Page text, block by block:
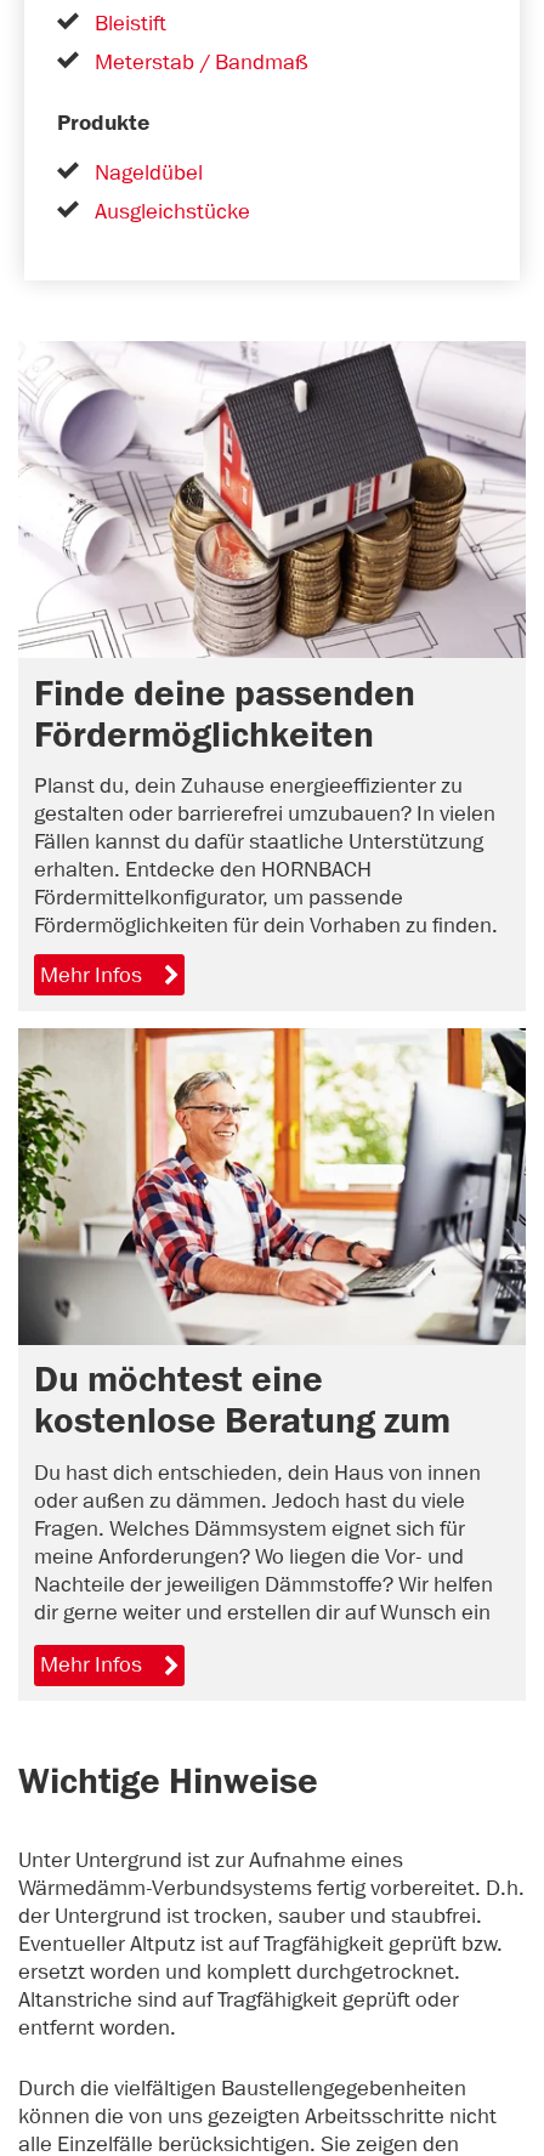
Bleistift
Meterstab / Bandmaß
Produkte
Nageldübel
Ausgleichstücke
Finde deine passenden
Fördermöglichkeiten
Planst du, dein Zuhause energieeffizienter zu
gestalten oder barrierefrei umzubauen? In vielen
Fällen kannst du dafür staatliche Unterstützung
erhalten. Entdecke den HORNBACH
Fördermittelkonfigurator, um passende
Fördermöglichkeiten für dein Vorhaben zu finden.
Mehr Infos
Du möchtest eine
kostenlose Beratung zum
Thema Dämmung?
Du hast dich entschieden, dein Haus von innen
oder außen zu dämmen. Jedoch hast du viele
Fragen. Welches Dämmsystem eignet sich für
meine Anforderungen? Wo liegen die Vor- und
Nachteile der jeweiligen Dämmstoffe? Wir helfen
dir gerne weiter und erstellen dir auf Wunsch ein
unverbindliches Angebot. Vereinbare jetzt online
einen Beratungstermin.
Mehr Infos
Wichtige Hinweise
Unter Untergrund ist zur Aufnahme eines
Wärmedämm-Verbundsystems fertig vorbereitet. D.h.
der Untergrund ist trocken, sauber und staubfrei.
Eventueller Altputz ist auf Tragfähigkeit geprüft bzw.
ersetzt worden und komplett durchgetrocknet.
Altanstriche sind auf Tragfähigkeit geprüft oder
entfernt worden.
Durch die vielfältigen Baustellengegebenheiten
können die von uns gezeigten Arbeitsschritte nicht
alle Einzelfälle berücksichtigen. Sie zeigen den